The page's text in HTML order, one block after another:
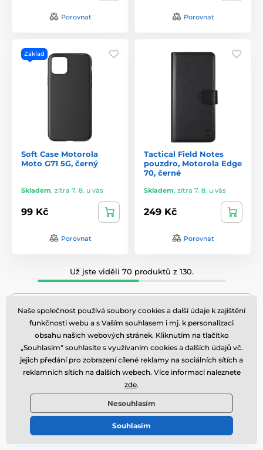
Porovnat Porovnat
Základ
Soft Case Motorola
Moto G71 5G, černý
Skladem, zítra 7. 8. u vás
99 Kč
Porovnat
Tactical Field Notes
pouzdro, Motorola Edge
70, černé
Skladem, zítra 7. 8. u vás
249 Kč
Porovnat
Už jste viděli 70 produktů z 130.
Zobrazit další produkty
1 2
Ověřeno
našimi zákazníky
zákazníků doporučuje
náš obchod
Naše společnost používá soubory cookies a další údaje k zajištění
funkčnosti webu a s Vaším souhlasem i mj. k personalizaci
obsahu našich webových stránek. Kliknutím na tlačítko
„Souhlasím“ souhlasíte s využívaním cookies a dalších údajů vč.
jejich předání pro zobrazení cílené reklamy na sociálních sítích a
reklamních sítích na dalších webech. Více informací naleznete
zde.
Nesouhlasím
Souhlasím